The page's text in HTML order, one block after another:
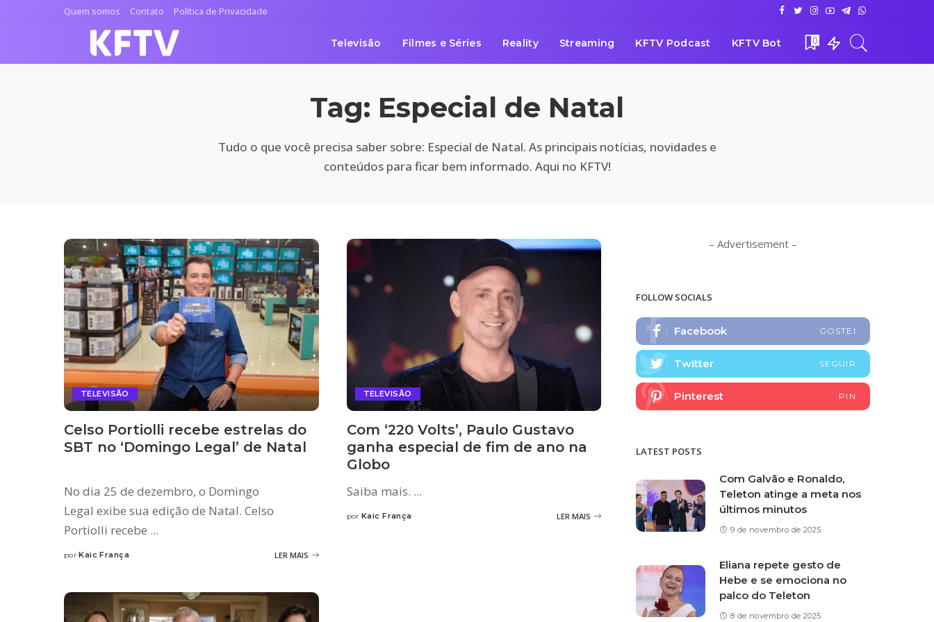
Quem somos Contato Política de Privacidade
Televisão Filmes e Séries Reality Streaming KFTV Podcast KFTV Bot 0
Tag: Especial de Natal
Tudo o que você precisa saber sobre: Especial de Natal. As principais notícias, novidades e
conteúdos para ficar bem informado. Aqui no KFTV!
TELEVISÃO
Celso Portiolli recebe estrelas do
SBT no ‘Domingo Legal’ de Natal
No dia 25 de dezembro, o Domingo
Legal exibe sua edição de Natal. Celso
Portiolli recebe ...
Posted
por Kaic França LER MAIS
TELEVISÃO
Com ‘220 Volts’, Paulo Gustavo
ganha especial de fim de ano na
Globo
Saiba mais. ...
Posted
por Kaic França LER MAIS
– Advertisement –
FOLLOW SOCIALS
Facebook GOSTEI
Twitter SEGUIR
Pinterest PIN
LATEST POSTS
Com Galvão e Ronaldo,
Teleton atinge a meta nos
últimos minutos
9 de novembro de 2025
Eliana repete gesto de
Hebe e se emociona no
palco do Teleton
8 de novembro de 2025